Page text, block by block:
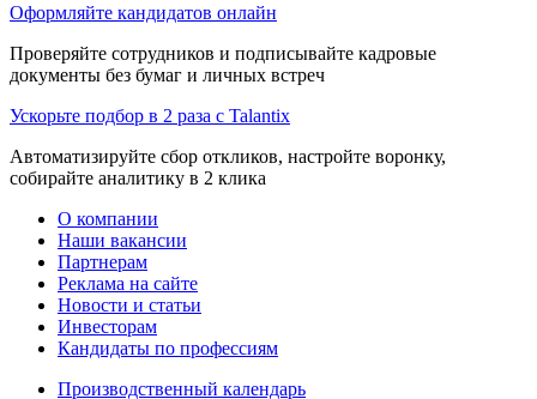
Оформляйте кандидатов онлайн
Проверяйте сотрудников и подписывайте кадровые
документы без бумаг и личных встреч
Ускорьте подбор в 2 раза с Talantix
Автоматизируйте сбор откликов, настройте воронку,
собирайте аналитику в 2 клика
О компании
Наши вакансии
Партнерам
Реклама на сайте
Новости и статьи
Инвесторам
Кандидаты по профессиям
Производственный календарь